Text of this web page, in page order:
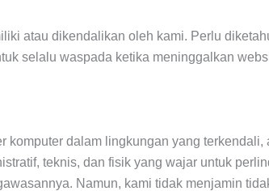
atau dikendalikan oleh kami. Perlu
selalu waspada ketika meninggalkan
dalam lingkungan yang
teknis, dan fisik yang wajar untuk
Namun, kami tidak menjamin